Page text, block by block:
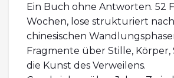
Ein Buch ohne Antworten. 52
Wochen, lose strukturiert
chinesischen
Fragmente über Stille, Körper,
die Kunst des Verweilens.